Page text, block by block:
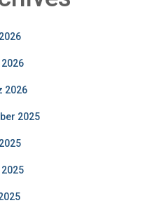
2026
2025